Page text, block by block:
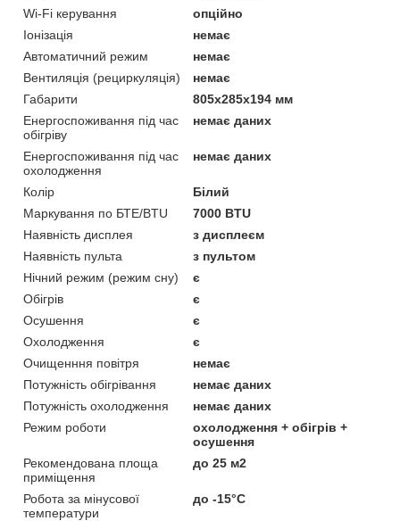
Wi-Fi керування
опційно
Іонізація
немає
Автоматичний режим
немає
Вентиляція (рециркуляція)
немає
Габарити
805x285x194 мм
Енергоспоживання під час
обігріву
немає даних
Енергоспоживання під час
охолодження
немає даних
Колір
Білий
Маркування по БТЕ/BTU
7000 BTU
Наявність дисплея
з дисплеєм
Наявність пульта
з пультом
Нічний режим (режим сну)
є
Обігрів
є
Осушення
є
Охолодження
є
Очищенння повітря
немає
Потужність обігрівання
немає даних
Потужність охолодження
немає даних
Режим роботи
охолодження + обігрів +
осушення
Рекомендована площа
приміщення
до 25 м2
Робота за мінусової
температури
до -15°C